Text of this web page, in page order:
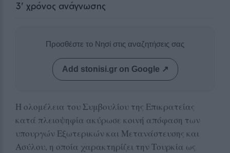
3' χρόνος ανάγνωσης
Προσθέστε το Νησί στις αναζητήσεις σας
Add stonisi.gr on Google ↗
Η ολομέλεια του Συμβουλίου της Επικρατείας
κατά πλειοψηφία ακύρωσε κοινή απόφαση των
υπουργών Εξωτερικών και Μετανάστευσης και
Ασύλου, η οποία χαρακτηρίζει την Τουρκία ως